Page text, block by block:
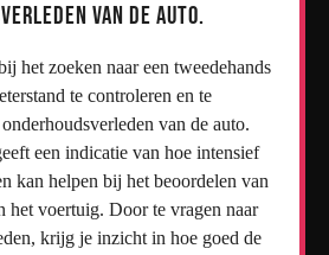
van de auto.
het zoeken naar een tweedehands
te controleren en te
van de auto.
een indicatie van hoe intensief
kan helpen bij het beoordelen van
het voertuig. Door te vragen naar
krijg je inzicht in hoe goed de